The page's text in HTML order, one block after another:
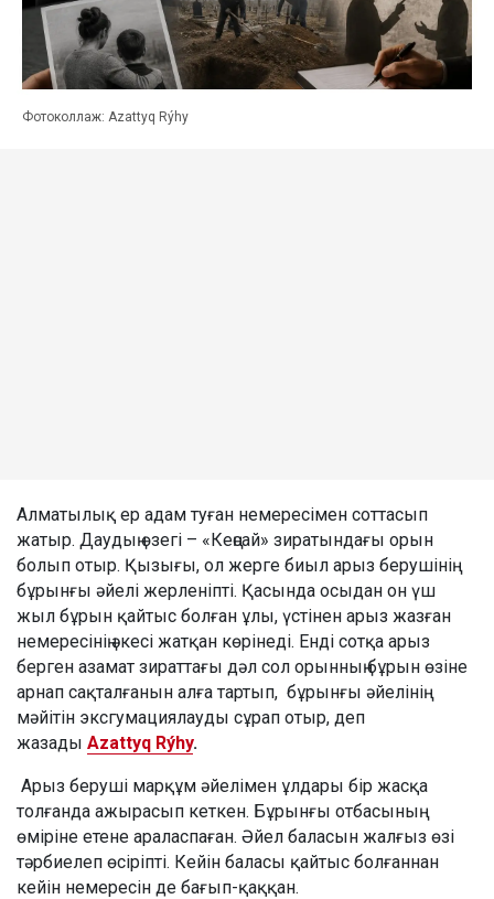
Фотоколлаж: Azattyq Rýhy
Алматылық ер адам туған немересімен соттасып
жатыр. Даудың өзегі – «Кеңсай» зиратындағы орын
болып отыр. Қызығы, ол жерге биыл арыз берушінің
бұрынғы әйелі жерленіпті. Қасында осыдан он үш
жыл бұрын қайтыс болған ұлы, үстінен арыз жазған
немересінің әкесі жатқан көрінеді. Енді сотқа арыз
берген азамат зираттағы дәл сол орынның бұрын өзіне
арнап сақталғанын алға тартып, бұрынғы әйелінің
мәйітін эксгумациялауды сұрап отыр, деп
жазады Azattyq Rýhy.
Арыз беруші марқұм әйелімен ұлдары бір жасқа
толғанда ажырасып кеткен. Бұрынғы отбасының
өміріне етене араласпаған. Әйел баласын жалғыз өзі
тәрбиелеп өсіріпті. Кейін баласы қайтыс болғаннан
кейін немересін де бағып-қаққан.